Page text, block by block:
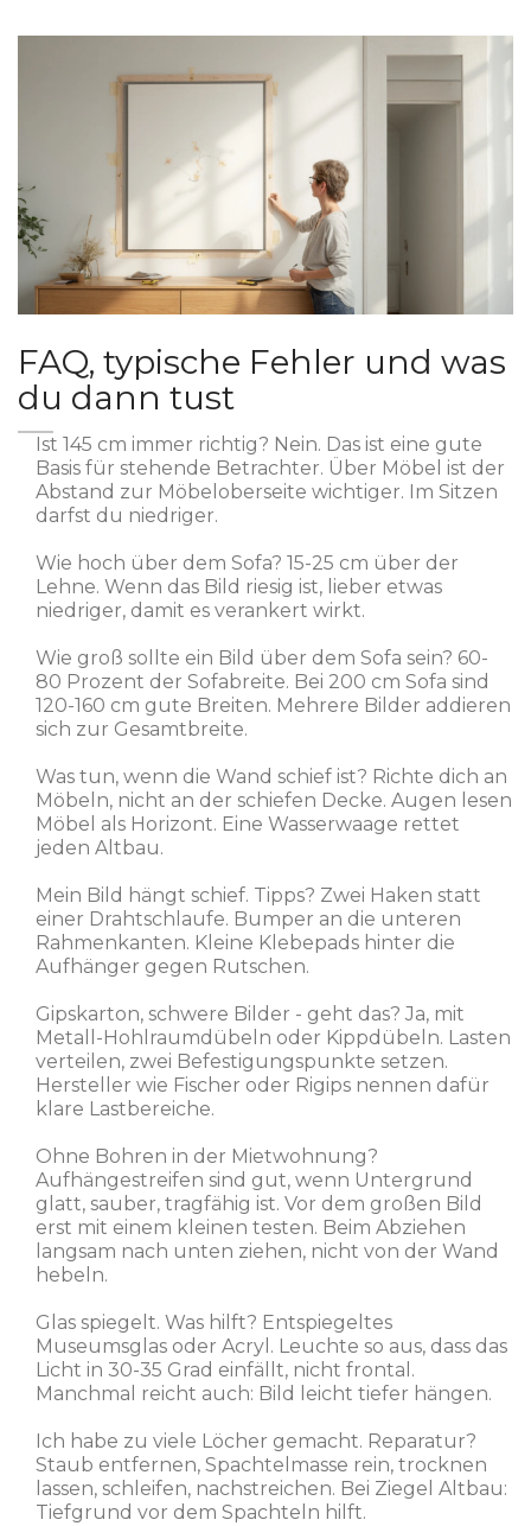
FAQ, typische Fehler und was
du dann tust
Ist 145 cm immer richtig? Nein. Das ist eine gute
Basis für stehende Betrachter. Über Möbel ist der
Abstand zur Möbeloberseite wichtiger. Im Sitzen
darfst du niedriger.
Wie hoch über dem Sofa? 15-25 cm über der
Lehne. Wenn das Bild riesig ist, lieber etwas
niedriger, damit es verankert wirkt.
Wie groß sollte ein Bild über dem Sofa sein? 60-
80 Prozent der Sofabreite. Bei 200 cm Sofa sind
120-160 cm gute Breiten. Mehrere Bilder addieren
sich zur Gesamtbreite.
Was tun, wenn die Wand schief ist? Richte dich an
Möbeln, nicht an der schiefen Decke. Augen lesen
Möbel als Horizont. Eine Wasserwaage rettet
jeden Altbau.
Mein Bild hängt schief. Tipps? Zwei Haken statt
einer Drahtschlaufe. Bumper an die unteren
Rahmenkanten. Kleine Klebepads hinter die
Aufhänger gegen Rutschen.
Gipskarton, schwere Bilder - geht das? Ja, mit
Metall-Hohlraumdübeln oder Kippdübeln. Lasten
verteilen, zwei Befestigungspunkte setzen.
Hersteller wie Fischer oder Rigips nennen dafür
klare Lastbereiche.
Ohne Bohren in der Mietwohnung?
Aufhängestreifen sind gut, wenn Untergrund
glatt, sauber, tragfähig ist. Vor dem großen Bild
erst mit einem kleinen testen. Beim Abziehen
langsam nach unten ziehen, nicht von der Wand
hebeln.
Glas spiegelt. Was hilft? Entspiegeltes
Museumsglas oder Acryl. Leuchte so aus, dass das
Licht in 30-35 Grad einfällt, nicht frontal.
Manchmal reicht auch: Bild leicht tiefer hängen.
Ich habe zu viele Löcher gemacht. Reparatur?
Staub entfernen, Spachtelmasse rein, trocknen
lassen, schleifen, nachstreichen. Bei Ziegel Altbau:
Tiefgrund vor dem Spachteln hilft.